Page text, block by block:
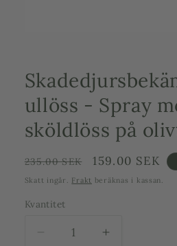
modalfönster
ullöss - Spray
sköldlöss på
Ordinarie
pris
235.00 SEK 159.00 SEK
Skatt ingår. Frakt beräknas i kassan.
Kvantitet
Minska
Öka